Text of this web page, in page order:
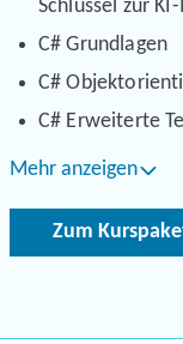
Schlüssel zur
C# Grundlagen
C#
C# Erweiterte
Mehr anzeigen
Zum